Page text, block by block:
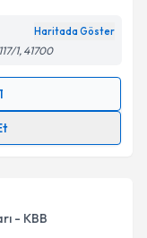
Haritada Göster
1, 41700
- KBB